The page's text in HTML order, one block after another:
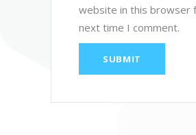
website in this browser
next time I comment.